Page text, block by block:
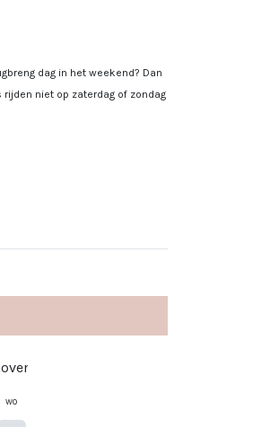
dag in het weekend? Dan
niet op zaterdag of zondag
2026
wo